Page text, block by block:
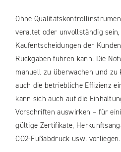
Ohne
veraltet oder unvollständig
Kaufentscheidungen der
Rückgaben führen kann. Die
manuell zu überwachen und
auch die betriebliche Effizienz
kann sich auch auf die
Vorschriften auswirken – für
gültige Zertifikate,
CO2-Fußabdruck usw. vorliegen.